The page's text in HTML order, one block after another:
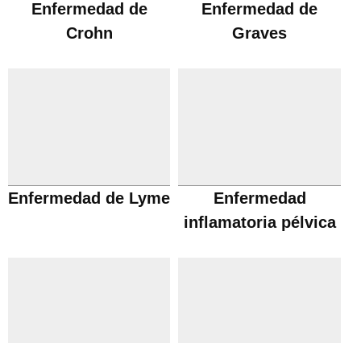
Enfermedad de
Crohn
Enfermedad de
Graves
Enfermedad de Lyme
Enfermedad
inflamatoria pélvica